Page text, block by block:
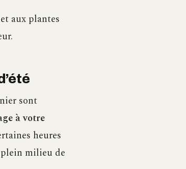
aux plantes
sont
à votre
heures
milieu de